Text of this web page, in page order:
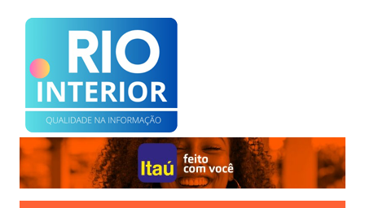
para
conteúdo